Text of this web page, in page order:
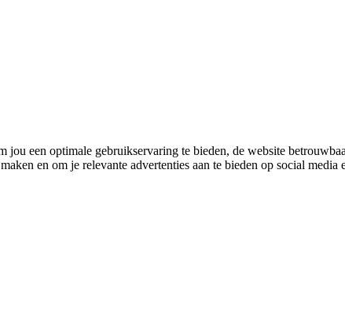
een optimale gebruikservaring te bieden, de website
en om je relevante advertenties aan te bieden op social